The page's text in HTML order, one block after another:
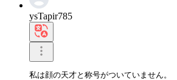
ysTapir785
私は顔の天才と称号がついていません。